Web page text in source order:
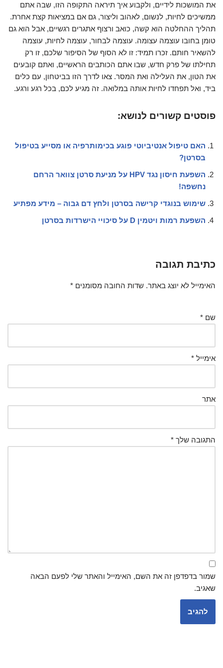
את המושכות לידיים, ולקבוע איך תיראה התקופה הזו, שבה אתם
ממשיכים לחיות, לנשום, לאהוב וליצור, גם אם במציאות קצת אחרת.
תהליך ההחלטה הוא קשה, כואב ורצוף אתגרים רגשיים, אבל הוא גם
טומן בחובו עוצמה עצומה. עוצמה לבחור, עוצמה לחיות, עוצמה
להשאיר חותם. זכרו תמיד: זו לא הסוף של הסיפור שלכם, זו רק
תחילתו של פרק חדש, שבו אתם הכותבים הראשיים, ואתם קובעים
את הטון, את העלילה ואת המסר. צאו לדרך הזו בביטחון, עם כלים
ביד, ואל תפחדו לחיות אותה במלואה. זה מגיע לכם, בכל רגע ורגע.
פוסטים קשורים לנושא:
האם טיפול אנטיביוטי פוגע בכימותרפיה או מסייע בטיפול
בסרטן?
השפעת חיסון נגד HPV על מניעת סרטן צוואר הרחם
נחשפה!
שימוש בנוגדי קרישה בסרטן ולחץ דם גבוה – מידע מפתיע
השפעת רמות ויטמין D על סיכויי הישרדות בסרטן
כתיבת תגובה
האימייל לא יוצג באתר. שדות החובה מסומנים *
שם *
אימייל *
אתר
התגובה שלך *
שמור בדפדפן זה את השם, האימייל והאתר שלי לפעם הבאה
שאגיב.